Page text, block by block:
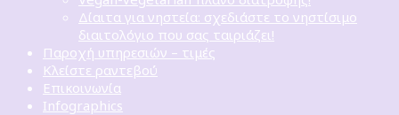
Δίαιτα για νηστεία: σχεδιάστε το νηστίσιμο
διαιτολόγιο που σας ταιριάζει!
Παροχή υπηρεσιών – τιμές
Κλείστε ραντεβού
Επικοινωνία
Infographics